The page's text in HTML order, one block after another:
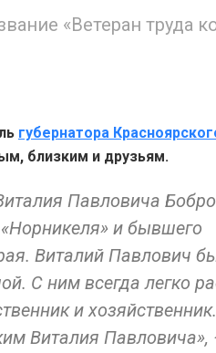
«Ветеран труда
губернатора
близким и друзьям.
Павловича
и бывшего
Виталий Павлович
С ним всегда легко
и хозяйственник.
Виталия Павловича»,